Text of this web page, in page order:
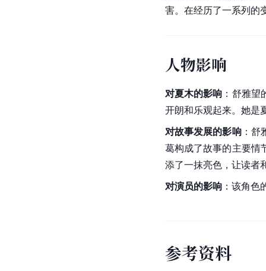
害。在经历了一系列的
人物影响
对夏木的影响 ：舒雅
开朗和乐观起来。她是
对故事发展的影响：舒
葛构成了故事的主要情
添了一抹亮色，让读者
对演员的影响 ：该角
参考资料